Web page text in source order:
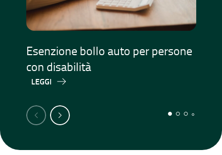
Esenzione bollo auto per persone
con disabilità
LEGGI